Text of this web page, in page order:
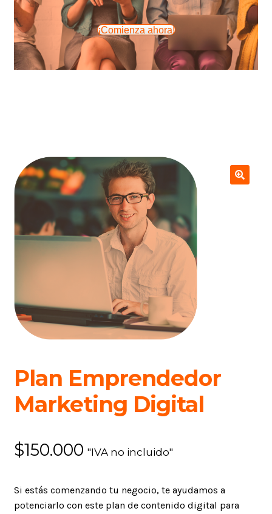
¡Comienza ahora!
Plan Emprendedor
Marketing Digital
$150.000 "IVA no incluido"
Si estás comenzando tu negocio, te ayudamos a
potenciarlo con este plan de contenido digital para